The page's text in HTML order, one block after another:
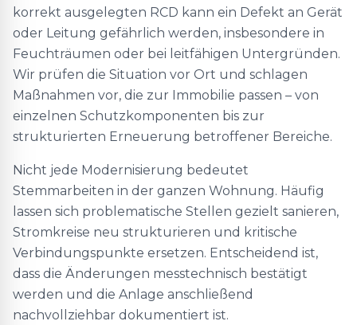
korrekt ausgelegten RCD kann ein Defekt an Gerät
oder Leitung gefährlich werden, insbesondere in
Feuchträumen oder bei leitfähigen Untergründen.
Wir prüfen die Situation vor Ort und schlagen
Maßnahmen vor, die zur Immobilie passen – von
einzelnen Schutzkomponenten bis zur
strukturierten Erneuerung betroffener Bereiche.
Nicht jede Modernisierung bedeutet
Stemmarbeiten in der ganzen Wohnung. Häufig
lassen sich problematische Stellen gezielt sanieren,
Stromkreise neu strukturieren und kritische
Verbindungspunkte ersetzen. Entscheidend ist,
dass die Änderungen messtechnisch bestätigt
werden und die Anlage anschließend
nachvollziehbar dokumentiert ist.